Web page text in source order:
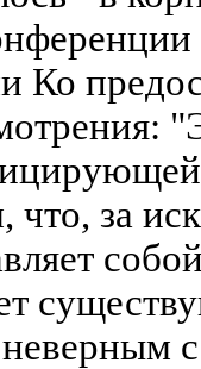
Ко
что, за
неверным